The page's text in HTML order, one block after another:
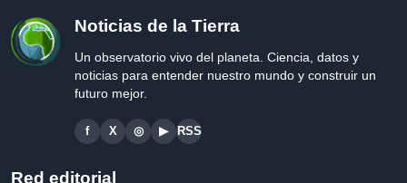
Noticias de la Tierra
Un observatorio vivo del planeta. Ciencia, datos y
noticias para entender nuestro mundo y construir un
futuro mejor.
f X ◎ ▶ RSS
Red editorial